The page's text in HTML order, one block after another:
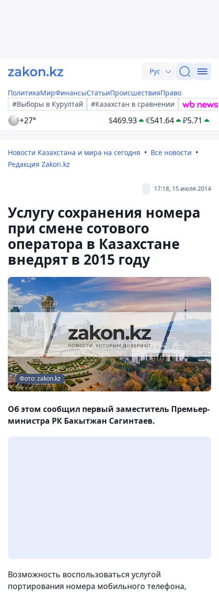
Рус
ПолитикаМирФинансыСтатьиПроисшествияПраво
#Выборы в Курултай
#Казахстан в сравнении
+27° $469.93 €541.64 ₽5.71
Новости Казахстана и мира на сегодня
Все новости
Редакция Zakon.kz
17:18, 15 июля 2014
Услугу сохранения номера
при смене сотового
оператора в Казахстане
внедрят в 2015 году
Фото: zakon.kz
Об этом сообщил первый заместитель Премьер-
министра РК Бакытжан Сагинтаев.
Возможность воспользоваться услугой
портирования номера мобильного телефона,